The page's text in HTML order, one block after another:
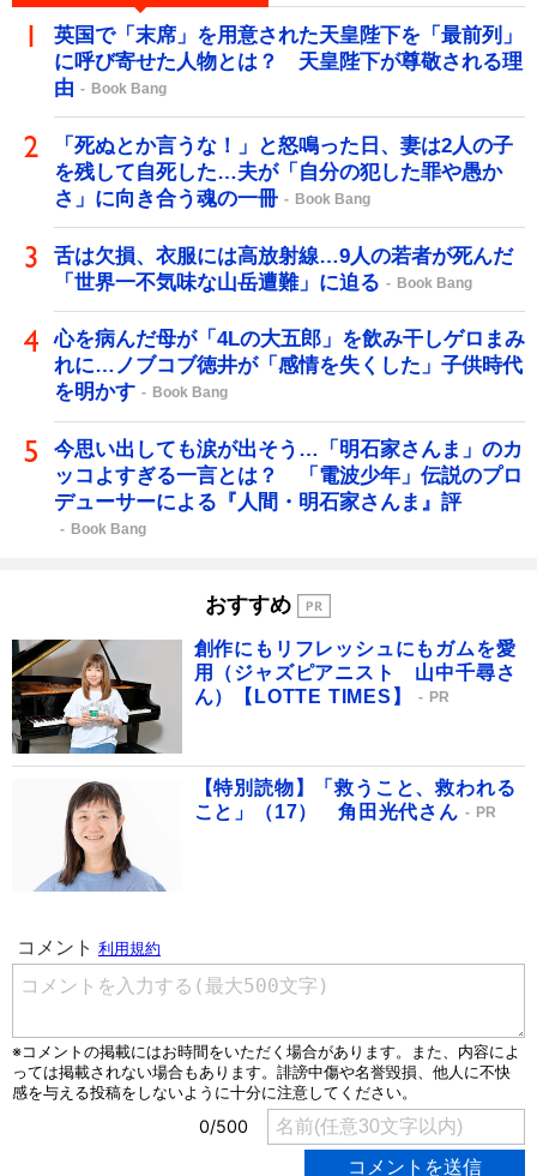
英国で「末席」を用意された天皇陛下を「最前列」
に呼び寄せた人物とは？ 天皇陛下が尊敬される理
由
Book Bang
「死ぬとか言うな！」と怒鳴った日、妻は2人の子
を残して自死した…夫が「自分の犯した罪や愚か
さ」に向き合う魂の一冊
Book Bang
舌は欠損、衣服には高放射線…9人の若者が死んだ
「世界一不気味な山岳遭難」に迫る
Book Bang
心を病んだ母が「4Lの大五郎」を飲み干しゲロまみ
れに…ノブコブ徳井が「感情を失くした」子供時代
を明かす
Book Bang
今思い出しても涙が出そう…「明石家さんま」のカ
ッコよすぎる一言とは？ 「電波少年」伝説のプロ
デューサーによる『人間・明石家さんま』評
Book Bang
おすすめ
創作にもリフレッシュにもガムを愛
用（ジャズピアニスト 山中千尋さ
ん）【LOTTE TIMES】
PR
【特別読物】「救うこと、救われる
こと」（17） 角田光代さん
PR